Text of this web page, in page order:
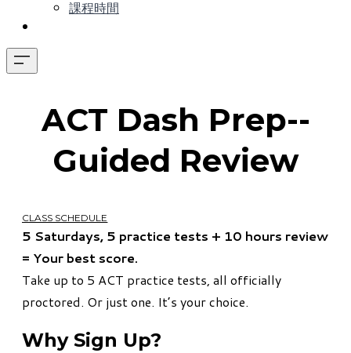
課程時間
ACT Dash Prep--
​Guided Review
CLASS SCHEDULE
5 Saturdays, 5 practice tests + 10 hours review
= Your best score.
Take up to 5 ACT practice tests, all officially
proctored. Or just one. It’s your choice.
Why Sign Up?